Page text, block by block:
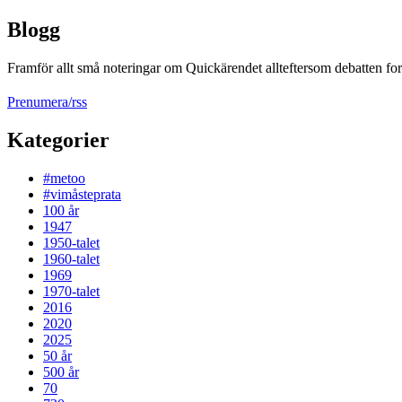
Blogg
Framför allt små noteringar om Quickärendet allteftersom debatten
Prenumera/rss
Kategorier
#metoo
#vimåsteprata
100 år
1947
1950-talet
1960-talet
1969
1970-talet
2016
2020
2025
50 år
500 år
70